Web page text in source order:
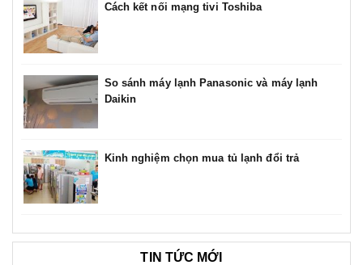
Cách kết nối mạng tivi Toshiba
So sánh máy lạnh Panasonic và máy lạnh
Daikin
Kinh nghiệm chọn mua tủ lạnh đổi trả
TIN TỨC MỚI